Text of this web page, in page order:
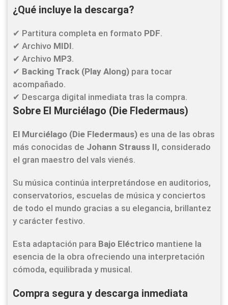
¿Qué incluye la descarga?
✔ Partitura completa en formato PDF.
✔ Archivo MIDI.
✔ Archivo MP3.
✔ Backing Track (Play Along) para tocar
acompañado.
✔ Descarga digital inmediata tras la compra.
Sobre El Murciélago (Die Fledermaus)
El Murciélago (Die Fledermaus) es una de las obras
más conocidas de Johann Strauss II, considerado
el gran maestro del vals vienés.
Su música continúa interpretándose en auditorios,
conservatorios, escuelas de música y conciertos
de todo el mundo gracias a su elegancia, brillantez
y carácter festivo.
Esta adaptación para Bajo Eléctrico mantiene la
esencia de la obra ofreciendo una interpretación
cómoda, equilibrada y musical.
Compra segura y descarga inmediata